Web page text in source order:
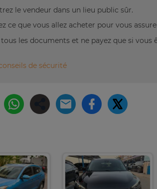
le vendeur dans un lieu public sûr.
ce que vous allez acheter pour vous
les documents et ne payez que si vous
de sécurité